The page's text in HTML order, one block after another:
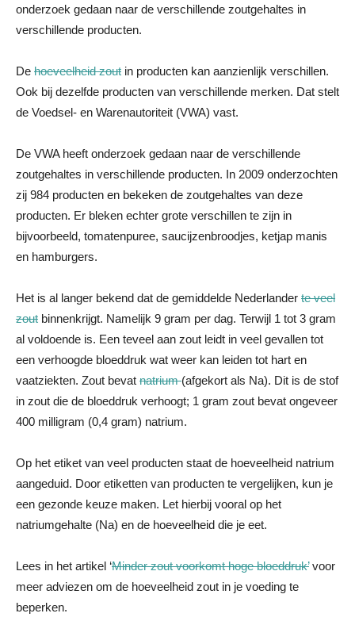
onderzoek gedaan naar de verschillende zoutgehaltes in
verschillende producten.
De hoeveelheid zout in producten kan aanzienlijk verschillen.
Ook bij dezelfde producten van verschillende merken. Dat stelt
de Voedsel- en Warenautoriteit (VWA) vast.
De VWA heeft onderzoek gedaan naar de verschillende
zoutgehaltes in verschillende producten. In 2009 onderzochten
zij 984 producten en bekeken de zoutgehaltes van deze
producten. Er bleken echter grote verschillen te zijn in
bijvoorbeeld, tomatenpuree, saucijzenbroodjes, ketjap manis
en hamburgers.
Het is al langer bekend dat de gemiddelde Nederlander te veel
zout binnenkrijgt. Namelijk 9 gram per dag. Terwijl 1 tot 3 gram
al voldoende is. Een teveel aan zout leidt in veel gevallen tot
een verhoogde bloeddruk wat weer kan leiden tot hart en
vaatziekten. Zout bevat natrium(afgekort als Na). Dit is de stof
in zout die de bloeddruk verhoogt; 1 gram zout bevat ongeveer
400 milligram (0,4 gram) natrium.
Op het etiket van veel producten staat de hoeveelheid natrium
aangeduid. Door etiketten van producten te vergelijken, kun je
een gezonde keuze maken. Let hierbij vooral op het
natriumgehalte (Na) en de hoeveelheid die je eet.
Lees in het artikel ‘Minder zout voorkomt hoge bloeddruk’voor
meer adviezen om de hoeveelheid zout in je voeding te
beperken.